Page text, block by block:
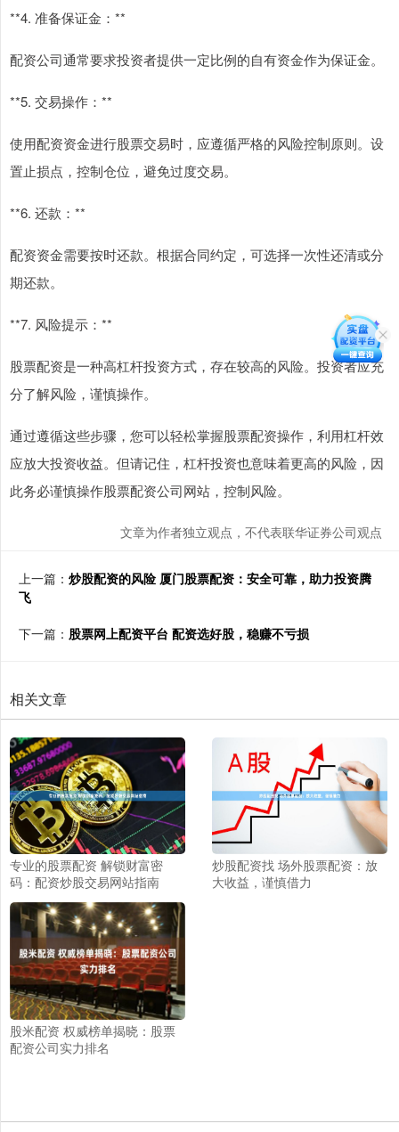
**4. 准备保证金：**
配资公司通常要求投资者提供一定比例的自有资金作为保证金。
**5. 交易操作：**
使用配资资金进行股票交易时，应遵循严格的风险控制原则。设
置止损点，控制仓位，避免过度交易。
**6. 还款：**
配资资金需要按时还款。根据合同约定，可选择一次性还清或分
期还款。
**7. 风险提示：**
股票配资是一种高杠杆投资方式，存在较高的风险。投资者应充
分了解风险，谨慎操作。
通过遵循这些步骤，您可以轻松掌握股票配资操作，利用杠杆效
应放大投资收益。但请记住，杠杆投资也意味着更高的风险，因
此务必谨慎操作股票配资公司网站，控制风险。
文章为作者独立观点，不代表联华证券公司观点
上一篇： 炒股配资的风险 厦门股票配资：安全可靠，助力投资腾
飞
下一篇： 股票网上配资平台 配资选好股，稳赚不亏损
相关文章
专业的股票配资 解锁财富密
码：配资炒股交易网站指南
炒股配资找 场外股票配资：放
大收益，谨慎借力
股米配资 权威榜单揭晓：股票
配资公司实力排名